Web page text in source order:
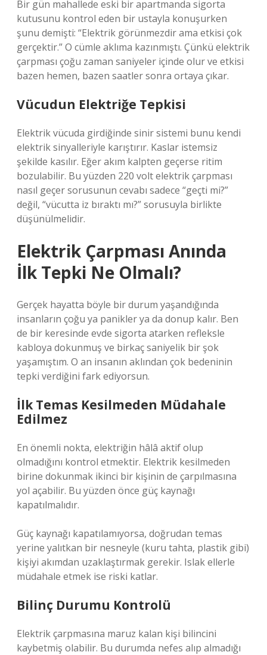
Bir gün mahallede eski bir apartmanda sigorta
kutusunu kontrol eden bir ustayla konuşurken
şunu demişti: “Elektrik görünmezdir ama etkisi çok
gerçektir.” O cümle aklıma kazınmıştı. Çünkü elektrik
çarpması çoğu zaman saniyeler içinde olur ve etkisi
bazen hemen, bazen saatler sonra ortaya çıkar.
Vücudun Elektriğe Tepkisi
Elektrik vücuda girdiğinde sinir sistemi bunu kendi
elektrik sinyalleriyle karıştırır. Kaslar istemsiz
şekilde kasılır. Eğer akım kalpten geçerse ritim
bozulabilir. Bu yüzden 220 volt elektrik çarpması
nasıl geçer sorusunun cevabı sadece “geçti mi?”
değil, “vücutta iz bıraktı mı?” sorusuyla birlikte
düşünülmelidir.
Elektrik Çarpması Anında
İlk Tepki Ne Olmalı?
Gerçek hayatta böyle bir durum yaşandığında
insanların çoğu ya panikler ya da donup kalır. Ben
de bir keresinde evde sigorta atarken refleksle
kabloya dokunmuş ve birkaç saniyelik bir şok
yaşamıştım. O an insanın aklından çok bedeninin
tepki verdiğini fark ediyorsun.
İlk Temas Kesilmeden Müdahale
Edilmez
En önemli nokta, elektriğin hâlâ aktif olup
olmadığını kontrol etmektir. Elektrik kesilmeden
birine dokunmak ikinci bir kişinin de çarpılmasına
yol açabilir. Bu yüzden önce güç kaynağı
kapatılmalıdır.
Güç kaynağı kapatılamıyorsa, doğrudan temas
yerine yalıtkan bir nesneyle (kuru tahta, plastik gibi)
kişiyi akımdan uzaklaştırmak gerekir. Islak ellerle
müdahale etmek ise riski katlar.
Bilinç Durumu Kontrolü
Elektrik çarpmasına maruz kalan kişi bilincini
kaybetmiş olabilir. Bu durumda nefes alıp almadığı